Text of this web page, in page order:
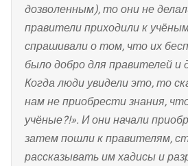
дозволенным), то они не
правители приходили к
спрашивали о том, что их
было добро для правителей и
Когда люди увидели это, то
нам не приобрести знания,
учёные?!». И они начали
затем пошли к правителям,
рассказывать им хадисы и